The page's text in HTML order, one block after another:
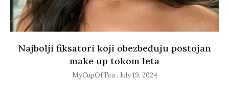
Najbolji fiksatori koji obezbeđuju postojan
make up tokom leta
MyCupOfTea July 19, 2024